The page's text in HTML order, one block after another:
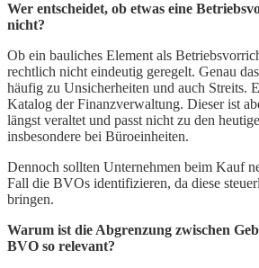
Wer entscheidet, ob etwas eine
nicht?
Ob ein bauliches Element als
rechtlich nicht eindeutig geregelt. Genau
häufig zu Unsicherheiten und auch Streits.
Katalog der Finanzverwaltung. Dieser ist
längst veraltet und passt nicht zu den
insbesondere bei Büroeinheiten.
Dennoch sollten Unternehmen beim Kauf
Fall die BVOs identifizieren, da diese
bringen.
Warum ist die Abgrenzung zwischen
BVO so relevant?